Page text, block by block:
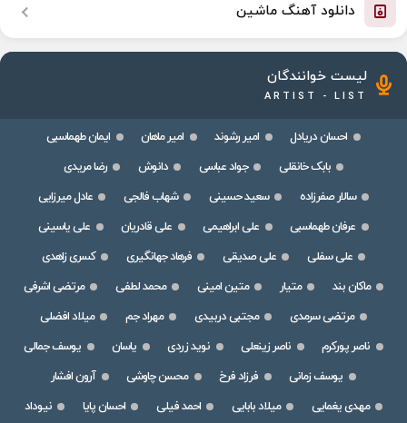
دانلود آهنگ ماشین
لیست خوانندگان
ARTIST - LIST
احسان دریادل امیر رشوند امیر ماهان
ایمان طهماسبی
بابک خانقلی
جواد عباسی دانوش
رضا مریدی
سالار صفرزاده
سعید حسینی شهاب فالجی
عادل میرزایی
عرفان طهماسبی
علی ابراهیمی علی قادریان
علی یاسینی
علی سفلی
علی صدیقی فرهاد جهانگیری
کسری زاهدی
ماکان بند
متیار متین امینی محمد لطفی
مرتضی اشرفی
مرتضی سرمدی
مجتبی دربیدی مهراد جم
میلاد افضلی
ناصر پورکرم
ناصر زینعلی نوید زردی یاسان
یوسف جمالی
یوسف زمانی
فرزاد فرخ محسن چاوشی
آرون افشار
مهدی یغمایی
میلاد بابایی احمد فیلی احسان پایا
نیوداد